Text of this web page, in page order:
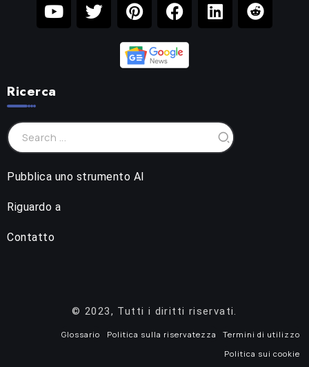
Ricerca
Pubblica uno strumento AI
Riguardo a
Contatto
© 2023, Tutti i diritti riservati.
Glossario Politica sulla riservatezza
Termini di utilizzo
Politica sui cookie